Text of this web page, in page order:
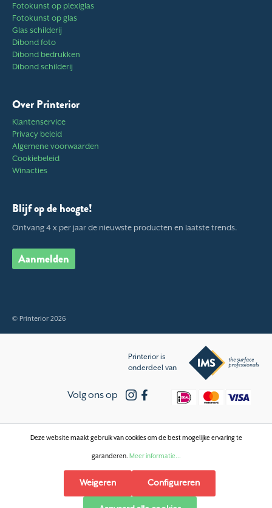
Fotokunst op plexiglas
Fotokunst op glas
Glas schilderij
Dibond foto
Dibond bedrukken
Dibond schilderij
Over Printerior
Klantenservice
Privacy beleid
Algemene voorwaarden
Cookiebeleid
Winacties
Blijf op de hoogte!
Ontvang 4 x per jaar de nieuwste producten en laatste trends.
Aanmelden
© Printerior 2026
Printerior is
onderdeel van
Volg ons op
Deze website maakt gebruik van cookies om de best mogelijke ervaring te
garanderen. Meer informatie...
Weigeren Configureren